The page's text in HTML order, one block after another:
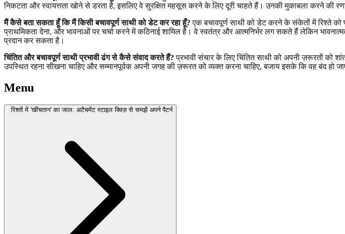
निकटता और स्वायत्तता खोने से डरता है, इसलिए वे सुरक्षित महसूस करने के लिए दूरी चाहते हैं। उनकी मुकाबला करने की
मैं कैसे बता सकता हूँ कि मैं किसी बचावपूर्ण साथी को डेट कर रहा हूँ? एक बचावपूर्ण साथी को डेट करने के संकेतों में रिश्ते को
प्राथमिकता देना, और भावनाओं पर चर्चा करने में कठिनाई शामिल है। वे स्वतंत्र और आत्मनिर्भर लग सकते हैं लेकिन
प्रदान कर सकता है।
चिंतित और बचावपूर्ण साथी प्रभावी ढंग से कैसे संवाद करते हैं? प्रभावी संचार के लिए चिंतित साथी को अपनी ज़रूरतों को
उपस्थित रहना सीखना चाहिए और सम्मानपूर्वक अपनी जगह की ज़रूरत को व्यक्त करना चाहिए, बजाय इसके कि वह बंद हो
Menu
रिश्तों में 'खींचतान' का जाल: अटैचमेंट स्टाइल क्विज़ से समझें अपने पैटर्न